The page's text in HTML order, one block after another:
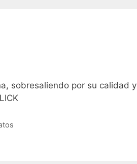
sobresaliendo por su calidad y